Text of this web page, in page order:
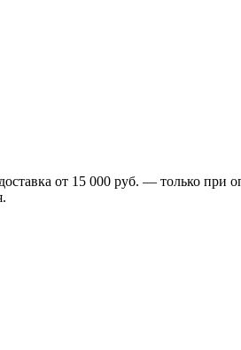
от 15 000 руб. — только при